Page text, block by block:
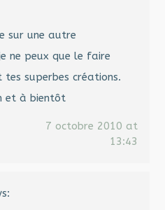
sur une autre
ne peux que le faire
tes superbes créations.
et à bientôt
7 octobre 2010 at
13:43